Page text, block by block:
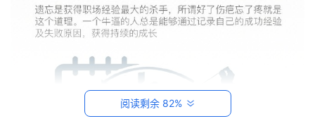
阅读剩余 82%